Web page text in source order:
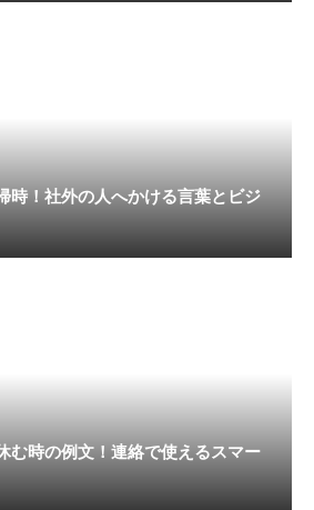
時！社外の人へかける言葉とビジ
む時の例文！連絡で使えるスマー